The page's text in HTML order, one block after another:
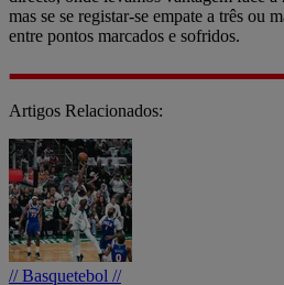
mas se se registar-se empate a três ou
entre pontos marcados e sofridos.
Artigos Relacionados:
// Basquetebol //